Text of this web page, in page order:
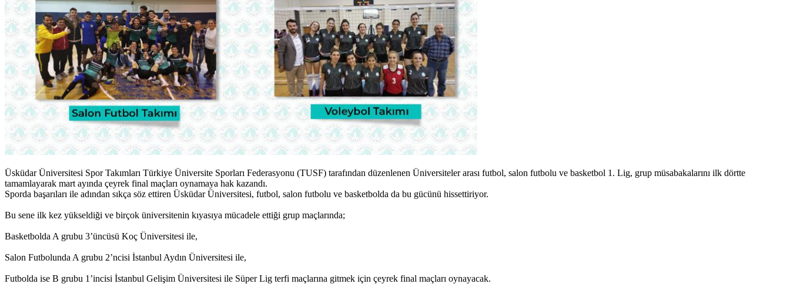
Üsküdar Üniversitesi Spor Takımları Türkiye Üniversite Sporları Federasyonu (TUSF) tarafından düzenlenen Üniversiteler arası futbol, salon futbolu ve basketbol 1. Lig, grup müsabakalarını ilk dörtte
tamamlayarak mart ayında çeyrek final maçları oynamaya hak kazandı.
Sporda başarıları ile adından sıkça söz ettiren Üsküdar Üniversitesi, futbol, salon futbolu ve basketbolda da bu gücünü hissettiriyor.
Bu sene ilk kez yükseldiği ve birçok üniversitenin kıyasıya mücadele ettiği grup maçlarında;
Basketbolda A grubu 3’üncüsü Koç Üniversitesi ile,
Salon Futbolunda A grubu 2’ncisi İstanbul Aydın Üniversitesi ile,
Futbolda ise B grubu 1’incisi İstanbul Gelişim Üniversitesi ile Süper Lig terfi maçlarına gitmek için çeyrek final maçları oynayacak.